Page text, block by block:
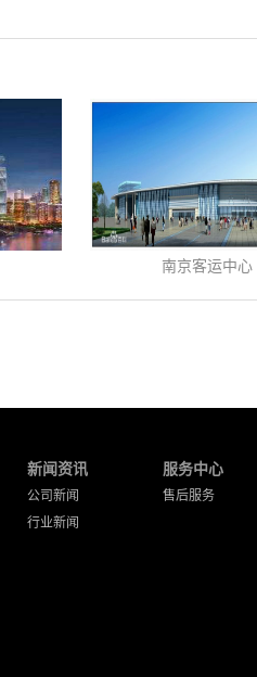
南京客运中心
新闻资讯
公司新闻
行业新闻
服务中心
售后服务